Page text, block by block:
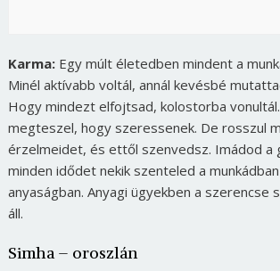
Karma:Egy múlt életedben mindent a
Minél aktívabb voltál, annál kevésbé
Hogy mindezt elfojtsad, kolostorba
megteszel, hogy szeressenek. De rosszul
érzelmeidet, és ettől szenvedsz. Imádod a
minden idődet nekik szenteled a
anyaságban. Anyagi ügyekben a szerencse
áll.
Simha – oroszlán